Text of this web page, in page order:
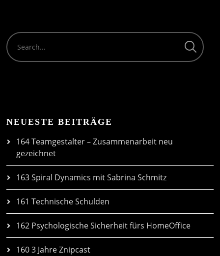
NEUESTE BEITRÄGE
164 Teamgestalter – Zusammenarbeit neu
gezeichnet
163 Spiral Dynamics mit Sabrina Schmitz
161 Technische Schulden
162 Psychologische Sicherheit fürs HomeOffice
160 3 Jahre Znipcast